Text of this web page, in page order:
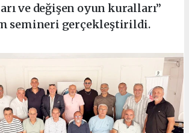
ve değişen oyun kuralları”
semineri gerçekleştirildi.